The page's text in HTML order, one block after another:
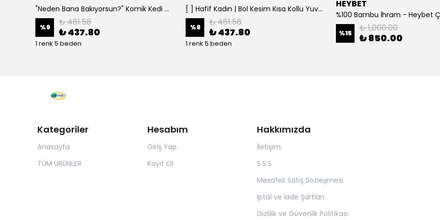
"Neden Bana Bakıyorsun?" Komik Kedi Grafik Tişört - Dijital Baskılı Siyah Bol - Siyah
%9 ₺ 481.58
₺ 437.80
1 renk 5 beden
[ ] Hafif Kadın | Bol Kesim Kısa Kollu Yuvarlak Yaka Eğlenceli Karikatür Ayı ve - Siyah
%9 ₺ 481.58
₺ 437.80
1 renk 5 beden
HEYBET
%100 Bambu İhram - Heybet
%15 ₺ 1,000.00
₺ 850.00
Kategoriler
Anasayfa
TÜM ÜRÜNLER
Hesabım
Giriş Yap
Kayıt Ol
Hakkımızda
İletişim
S.S.S
Mesafeli Satış Sözleşmesi
İptal ve İade Şartları
Gizlilik ve Güvenlik Politikası